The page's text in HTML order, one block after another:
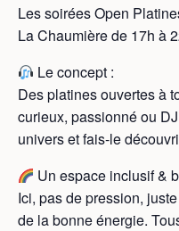
Les soirées Open
La Chaumière de 17h à
Le concept :
Des platines ouvertes à
curieux, passionné ou
univers et fais-le
Un espace inclusif &
Ici, pas de pression,
de la bonne énergie.